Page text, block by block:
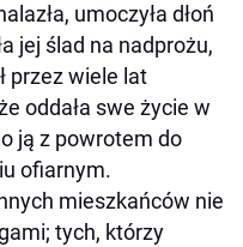
umoczyła dłoń
jej ślad na nadprożu,
przez wiele lat
oddała swe życie w
ją z powrotem do
ofiarnym.
mieszkańców nie
tych, którzy